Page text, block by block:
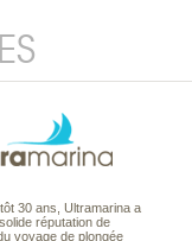
30 ans, Ultramarina a
réputation de
voyage de plongée